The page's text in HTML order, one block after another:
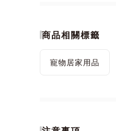
商品相關標籤
寵物居家用品